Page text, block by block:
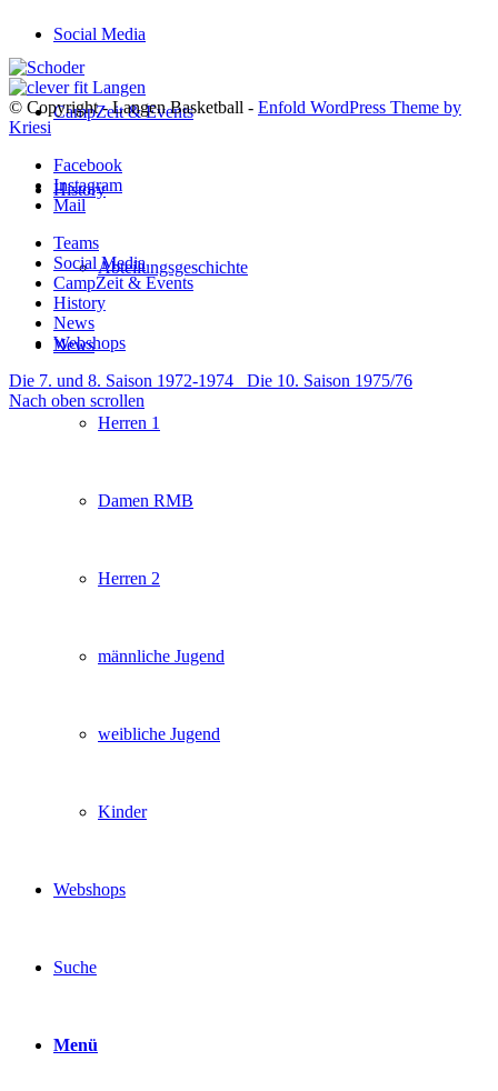
Social Media
CampZeit & Events
History
Abteilungsgeschichte
News
Herren 1
Damen RMB
Herren 2
männliche Jugend
weibliche Jugend
Kinder
Webshops
Suche
Menü
© Copyright - Langen Basketball - Enfold WordPress Theme by
Kriesi
Facebook
Instagram
Mail
Teams
Social Media
CampZeit & Events
History
News
Webshops
Die 7. und 8. Saison 1972-1974
Die 10. Saison 1975/76
Nach oben scrollen